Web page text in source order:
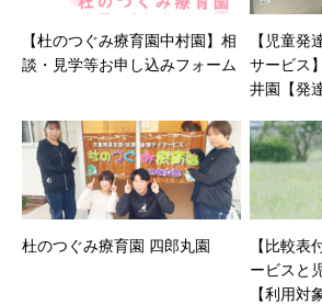
【杜のつぐみ療育園中村園】相
談・見学等お申し込みフォーム
【児童発
サービス
井園【発
杜のつぐみ療育園 四郎丸園
【比較表
ービスと
【利用対